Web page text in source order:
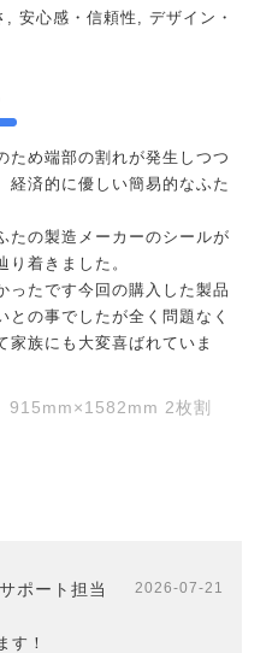
安心感・信頼性, デザイン・
ため端部の割れが発生しつつ
経済的に優しい簡易的なふた
たの製造メーカーのシールが
着きました。
ったです今回の購入した製品
の事でしたが全く問題なく
家族にも大変喜ばれていま
2枚割
ポート担当 2026-07-21
す！